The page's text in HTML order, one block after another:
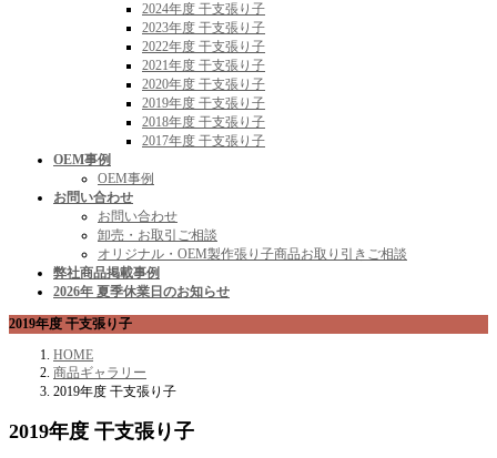
2024年度 干支張り子
2023年度 干支張り子
2022年度 干支張り子
2021年度 干支張り子
2020年度 干支張り子
2019年度 干支張り子
2018年度 干支張り子
2017年度 干支張り子
OEM事例
OEM事例
お問い合わせ
お問い合わせ
卸売・お取引ご相談
オリジナル・OEM製作張り子商品お取り引きご相談
弊社商品掲載事例
2026年 夏季休業日のお知らせ
2019年度 干支張り子
HOME
商品ギャラリー
2019年度 干支張り子
2019年度 干支張り子